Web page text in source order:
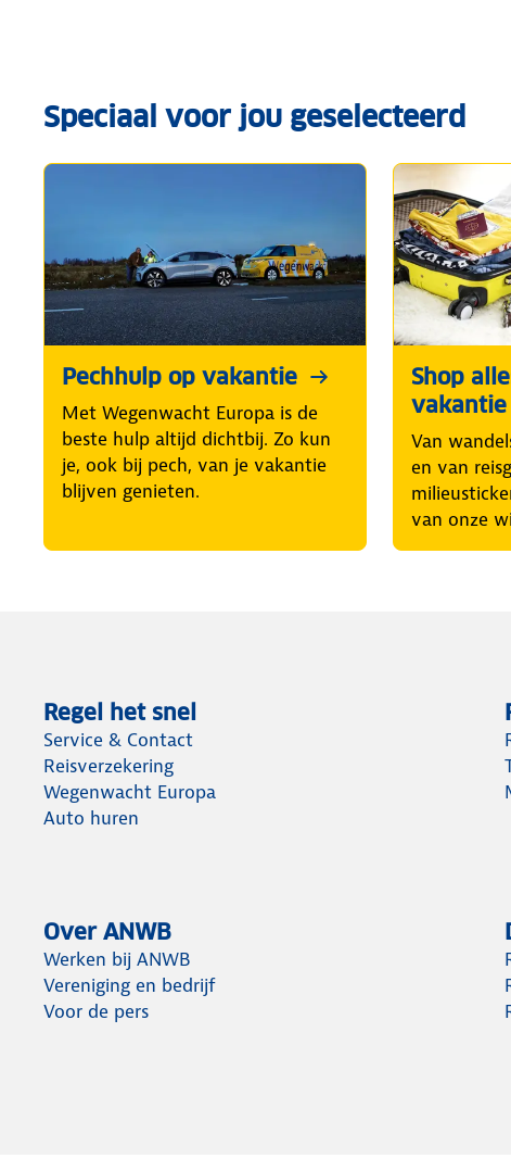
Speciaal voor jou geselecteerd
Pechhulp op vakantie
Met Wegenwacht Europa is de
beste hulp altijd dichtbij. Zo kun
je, ook bij pech, van je vakantie
blijven genieten.
Shop
vakantie
Van
en van
van onze
Regel het snel
Service & Contact
Reisverzekering
Wegenwacht Europa
Auto huren
Over ANWB
Werken bij ANWB
Vereniging en bedrijf
Voor de pers